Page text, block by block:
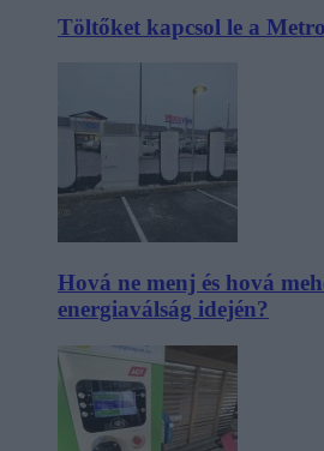
Töltőket kapcsol le a Metro
Hová ne menj és hová
energiaválság idején?